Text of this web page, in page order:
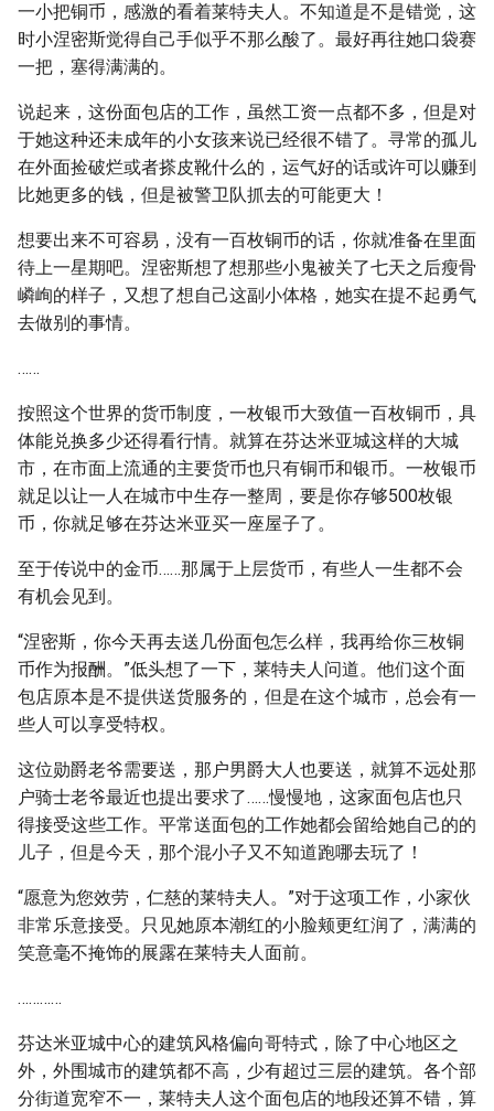
一小把铜币，感激的看着莱特夫人。不知道是不是错觉，这
时小涅密斯觉得自己手似乎不那么酸了。最好再往她口袋赛
一把，塞得满满的。
说起来，这份面包店的工作，虽然工资一点都不多，但是对
于她这种还未成年的小女孩来说已经很不错了。寻常的孤儿
在外面捡破烂或者搽皮靴什么的，运气好的话或许可以赚到
比她更多的钱，但是被警卫队抓去的可能更大！
想要出来不可容易，没有一百枚铜币的话，你就准备在里面
待上一星期吧。涅密斯想了想那些小鬼被关了七天之后瘦骨
嶙峋的样子，又想了想自己这副小体格，她实在提不起勇气
去做别的事情。
……
按照这个世界的货币制度，一枚银币大致值一百枚铜币，具
体能兑换多少还得看行情。就算在芬达米亚城这样的大城
市，在市面上流通的主要货币也只有铜币和银币。一枚银币
就足以让一人在城市中生存一整周，要是你存够500枚银
币，你就足够在芬达米亚买一座屋子了。
至于传说中的金币……那属于上层货币，有些人一生都不会
有机会见到。
“涅密斯，你今天再去送几份面包怎么样，我再给你三枚铜
币作为报酬。”低头想了一下，莱特夫人问道。他们这个面
包店原本是不提供送货服务的，但是在这个城市，总会有一
些人可以享受特权。
这位勋爵老爷需要送，那户男爵大人也要送，就算不远处那
户骑士老爷最近也提出要求了……慢慢地，这家面包店也只
得接受这些工作。平常送面包的工作她都会留给她自己的的
儿子，但是今天，那个混小子又不知道跑哪去玩了！
“愿意为您效劳，仁慈的莱特夫人。”对于这项工作，小家伙
非常乐意接受。只见她原本潮红的小脸颊更红润了，满满的
笑意毫不掩饰的展露在莱特夫人面前。
…………
芬达米亚城中心的建筑风格偏向哥特式，除了中心地区之
外，外围城市的建筑都不高，少有超过三层的建筑。各个部
分街道宽窄不一，莱特夫人这个面包店的地段还算不错，算